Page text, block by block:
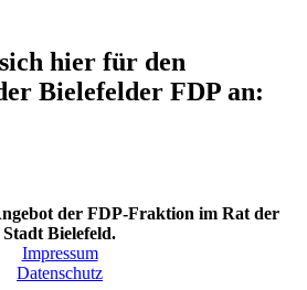
hier für den
Bielefelder FDP an:
der FDP-Fraktion im Rat der
Stadt Bielefeld.
Impressum
Datenschutz